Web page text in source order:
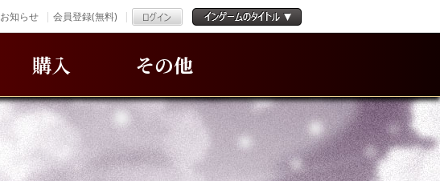
お知らせ 会員登録(無料)
購入 その他